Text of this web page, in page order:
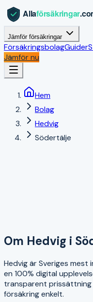
Jämför försäkringar
FörsäkringsbolagGuider
Jämför nu
Hem
Bolag
Hedvig
Södertälje
Om Hedvig i
Hedvig är Sveriges
en 100% digital
transparent
försäkring enkelt.